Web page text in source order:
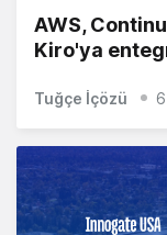
AWS,
Kiro'ya
Tuğçe İçözü